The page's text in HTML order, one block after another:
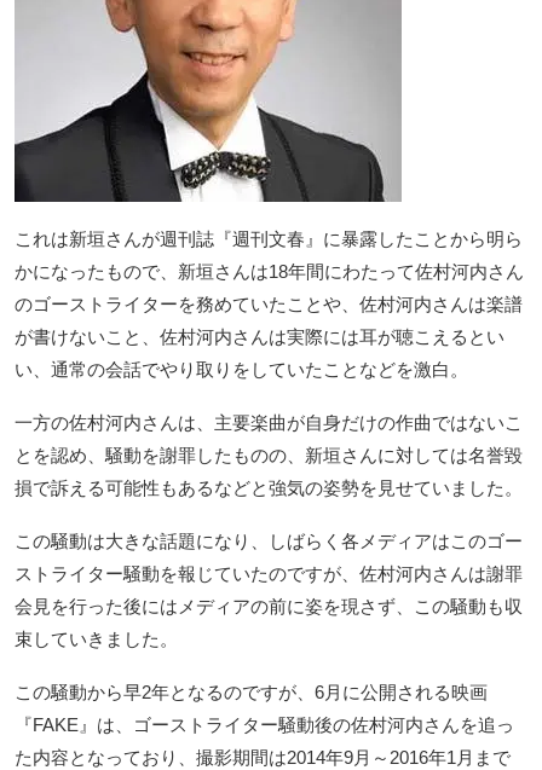
これは新垣さんが週刊誌『週刊文春』に暴露したことから明ら
かになったもので、新垣さんは18年間にわたって佐村河内さん
のゴーストライターを務めていたことや、佐村河内さんは楽譜
が書けないこと、佐村河内さんは実際には耳が聴こえるとい
い、通常の会話でやり取りをしていたことなどを激白。
一方の佐村河内さんは、主要楽曲が自身だけの作曲ではないこ
とを認め、騒動を謝罪したものの、新垣さんに対しては名誉毀
損で訴える可能性もあるなどと強気の姿勢を見せていました。
この騒動は大きな話題になり、しばらく各メディアはこのゴー
ストライター騒動を報じていたのですが、佐村河内さんは謝罪
会見を行った後にはメディアの前に姿を現さず、この騒動も収
束していきました。
この騒動から早2年となるのですが、6月に公開される映画
『FAKE』は、ゴーストライター騒動後の佐村河内さんを追っ
た内容となっており、撮影期間は2014年9月～2016年1月まで